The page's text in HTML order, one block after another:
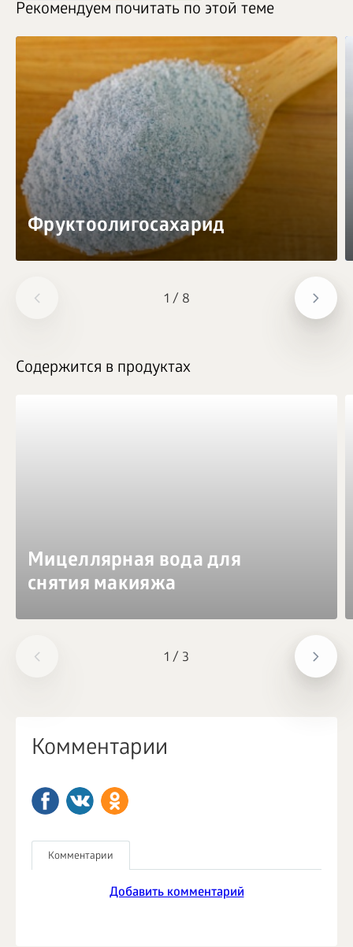
1 / 8
Рекомендуем почитать по этой теме
Фруктоолигосахарид
1 / 3
Содержится в продуктах
Мицеллярная вода для
снятия макияжа
Комментарии
Комментарии
Добавить комментарий